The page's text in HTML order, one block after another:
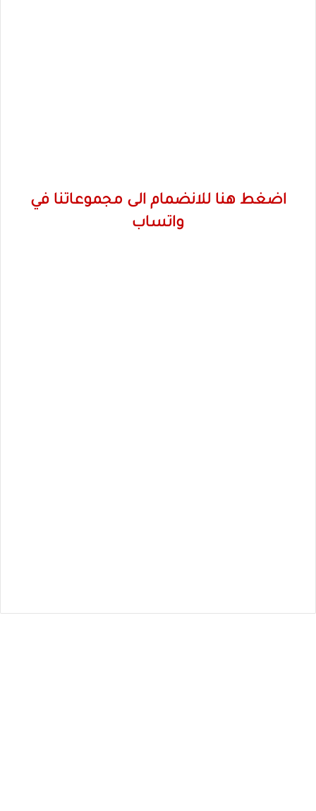
اضغط هنا للانضمام الى مجموعاتنا في
واتساب